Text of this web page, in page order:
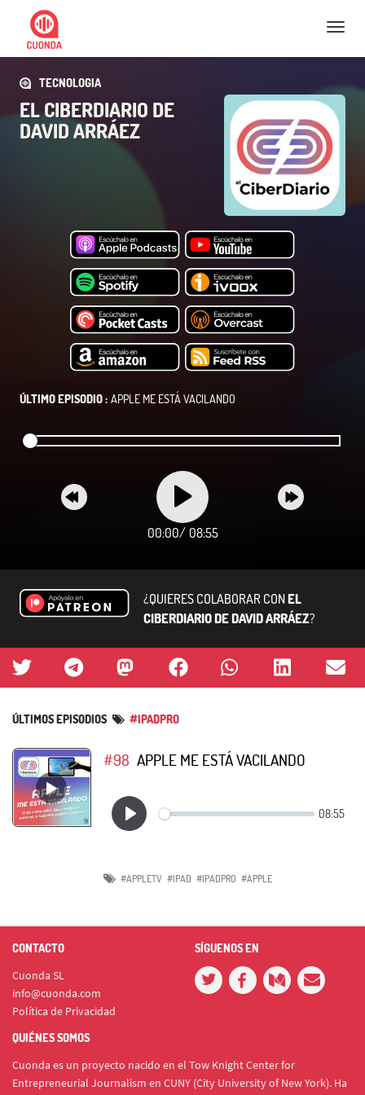
Nav
TECNOLOGIA
EL CIBERDIARIO DE
DAVID ARRÁEZ
ÚLTIMO EPISODIO : APPLE ME ESTÁ VACILANDO
00:00/ 08:55
¿QUIERES COLABORAR CONEL
CIBERDIARIO DE DAVID ARRÁEZ?
ÚLTIMOS EPISODIOS #IPADPRO
#98 APPLE ME ESTÁ VACILANDO
#APPLETV #IPAD #IPADPRO #APPLE
CONTACTO
Cuonda SL
info@cuonda.com
Política de Privacidad
SÍGUENOS EN
QUIÉNES SOMOS
Cuonda es un proyecto nacido en el Tow Knight Center for
Entrepreneurial Journalism en CUNY (City University of New York). Ha